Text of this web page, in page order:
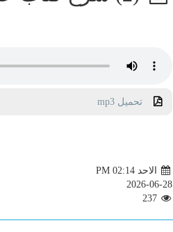
تحميل mp3
الاحد PM 02:14
2026-06-28
237